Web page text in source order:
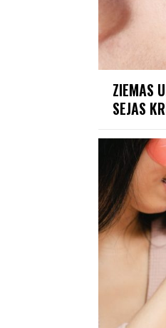
ZIEMAS
SEJAS